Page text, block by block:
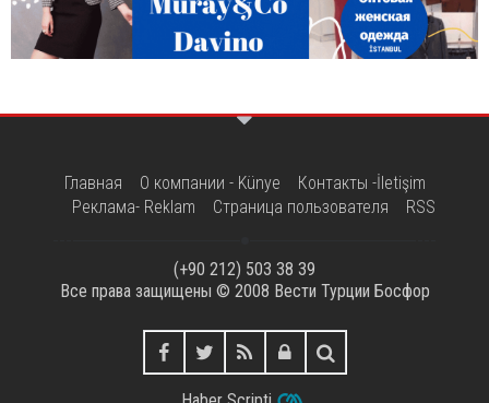
Главная О компании - Künye
Контакты -İletişim
Реклама- Reklam
Страница пользователя RSS
(+90 212) 503 38 39
Все права защищены © 2008 Вести Турции Босфор